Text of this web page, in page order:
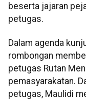
beserta jajaran
petugas.
Dalam agenda
rombongan
petugas Rutan
pemasyarakatan.
petugas, Maulidi